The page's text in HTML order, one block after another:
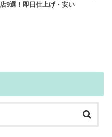
店9選！即日仕上げ・安い